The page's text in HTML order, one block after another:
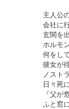
主人公
会社に
玄関を
ホルモ
何をし
彼女が
ノスト
日々死
『父が
ふと窓